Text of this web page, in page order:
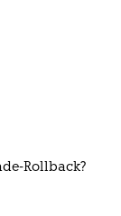
Rollback?